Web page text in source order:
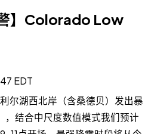
警】Colorado Low
EDT
尔湖西北岸（含桑德贝）发出暴
，结合中尺度数值模式我们预计